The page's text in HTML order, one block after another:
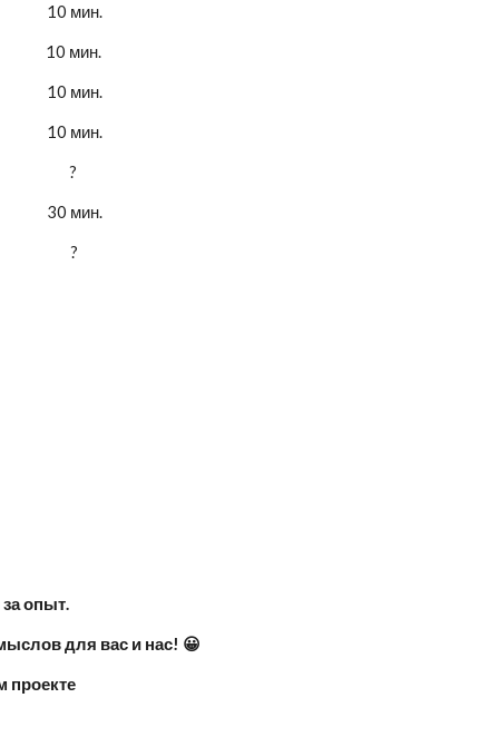
10 мин.
10 мин.
10 мин.
10 мин.
?
30 мин.
?
опыт.
для вас и нас! 😀
проекте